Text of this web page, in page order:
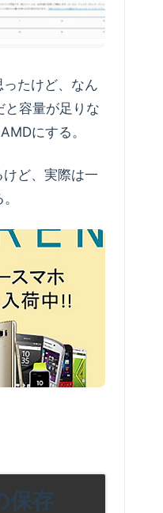
たけど、なん
容量が足りな
にする。
ど、実際は一
保存